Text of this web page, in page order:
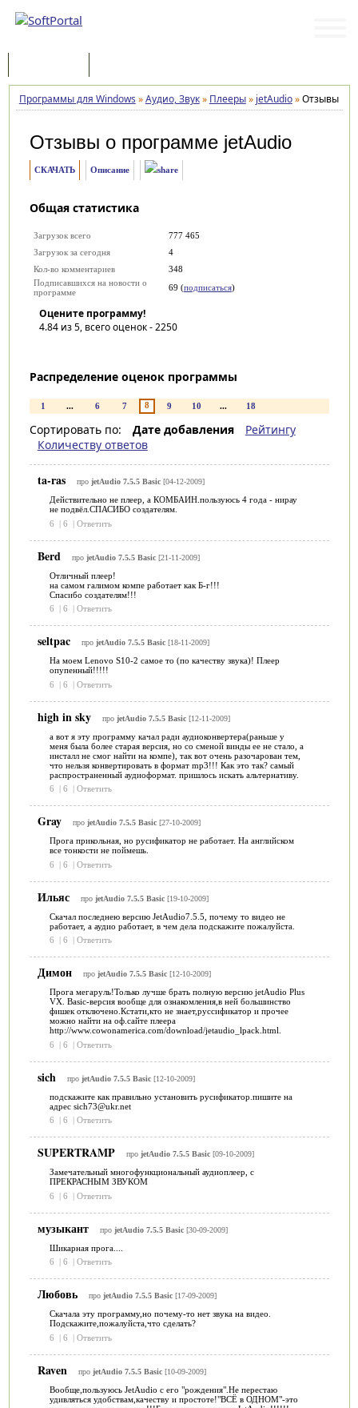
Программы для Windows »Аудио, Звук» Плееры» jetAudio»Отзывы
Отзывы о программе jetAudio
СКАЧАТЬ Описание
Общая статистика
Загрузок всего
777 465
Загрузок за сегодня
4
Кол-во комментариев
348
Подписавшихся на новости о
программе
69 (подписаться)
Оцените программу!
4.84из 5, всего оценок -2250
Распределение оценок программы
1 ... 6 7 8 9 10 ... 18
Сортировать по: Дате добавления
Рейтингу
Количеству ответов
ta-ras про jetAudio 7.5.5 Basic[04-12-2009]
Действительно не плеер, а КОМБАИН.пользуюсь 4 года - нирау
не подвёл.СПАСИБО создателям.
6
| 6 | Ответить
Berd про jetAudio 7.5.5 Basic[21-11-2009]
Отличный плеер!
на самом галимом компе работает как Б-г!!!
Спасибо создателям!!!
6
| 6 | Ответить
seltpac про jetAudio 7.5.5 Basic[18-11-2009]
На моем Lenovo S10-2 самое то (по качеству звука)! Плеер
опупенный!!!!!
6
| 6 | Ответить
high in sky про jetAudio 7.5.5 Basic[12-11-2009]
а вот я эту программу качал ради аудиоконвертера(раньше у
меня была более старая версия, но со сменой винды ее не стало, а
инсталл не смог найти на компе), так вот очень разочарован тем,
что нельзя конвертировать в формат mp3!!! Как это так? самый
распространенный аудиоформат. пришлось искать альтернативу.
6
| 6 | Ответить
Gray про jetAudio 7.5.5 Basic[27-10-2009]
Прога прикольная, но русификатор не работает. На английском
все тонкости не поймешь.
6
| 6 | Ответить
Ильяс про jetAudio 7.5.5 Basic[19-10-2009]
Скачал последнею версию JetAudio7.5.5, почему то видео не
работает, а аудио работает, в чем дела подскажите пожалуйста.
6
| 6 | Ответить
Димон про jetAudio 7.5.5 Basic[12-10-2009]
Прога мегаруль!Только лучше брать полную версию jetAudio Plus
VX. Basic-версия вообще для ознакомления,в ней большинство
фишек отключено.Кстати,кто не знает,руссификатор и прочее
можно найти на оф.сайте плеера
http://www.cowonamerica.com/download/jetaudio_lpack.html.
6
| 6 | Ответить
sich про jetAudio 7.5.5 Basic[12-10-2009]
подскажите как правильно установить русификатор.пишите на
адрес sich73@ukr.net
6
| 6 | Ответить
SUPERTRAMP про jetAudio 7.5.5 Basic[09-10-2009]
Замечательный многофункциональный аудиоплеер, с
ПРЕКРАСНЫМ ЗВУКОМ
6
| 6 | Ответить
музыкант про jetAudio 7.5.5 Basic[30-09-2009]
Шикарная прога....
6
| 6 | Ответить
Любовь про jetAudio 7.5.5 Basic[17-09-2009]
Скачала эту программу,но почему-то нет звука на видео.
Подскажите,пожалуйста,что сделать?
6
| 6 | Ответить
Raven про jetAudio 7.5.5 Basic[10-09-2009]
Вообще,пользуюсь JetAudio с его "рождения".Не перестаю
удивляться удобствам,качеству и простоте!"ВСЁ в ОДНОМ"-это